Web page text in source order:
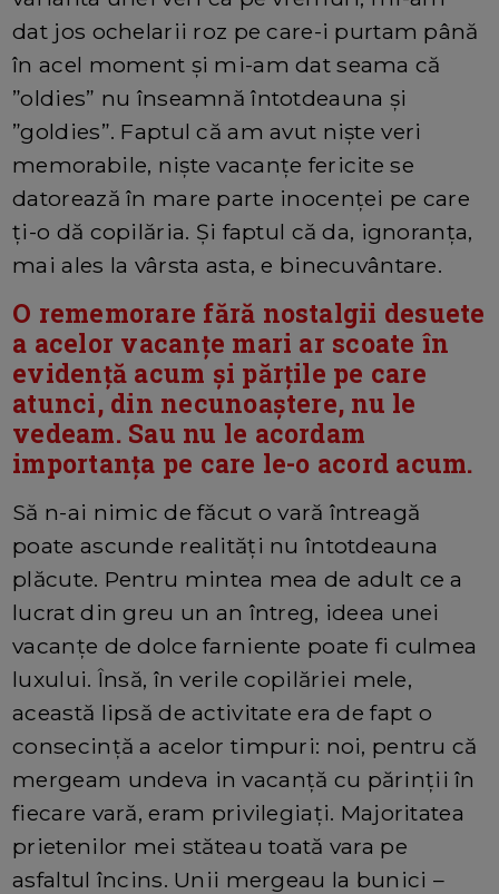
dat jos ochelarii roz pe care-i purtam până
în acel moment și mi-am dat seama că
”oldies” nu înseamnă întotdeauna și
”goldies”. Faptul că am avut niște veri
memorabile, niște vacanțe fericite se
datorează în mare parte inocenței pe care
ți-o dă copilăria. Și faptul că da, ignoranța,
mai ales la vârsta asta, e binecuvântare.
O rememorare fără nostalgii desuete
a acelor vacanțe mari ar scoate în
evidență acum și părțile pe care
atunci, din necunoaștere, nu le
vedeam. Sau nu le acordam
importanța pe care le-o acord acum.
Să n-ai nimic de făcut o vară întreagă
poate ascunde realități nu întotdeauna
plăcute. Pentru mintea mea de adult ce a
lucrat din greu un an întreg, ideea unei
vacanțe de dolce farniente poate fi culmea
luxului. Însă, în verile copilăriei mele,
această lipsă de activitate era de fapt o
consecință a acelor timpuri: noi, pentru că
mergeam undeva in vacanță cu părinții în
fiecare vară, eram privilegiați. Majoritatea
prietenilor mei stăteau toată vara pe
asfaltul încins. Unii mergeau la bunici –